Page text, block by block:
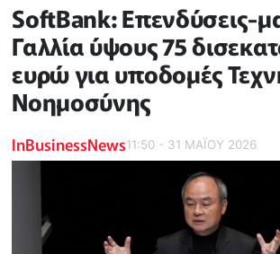
SoftBank: Επενδύσεις-
Γαλλία ύψους 75
ευρώ για υποδομές
Νοημοσύνης
InBusinessNews11:50 - 31 ΜΑΪ́ΟΥ 2026